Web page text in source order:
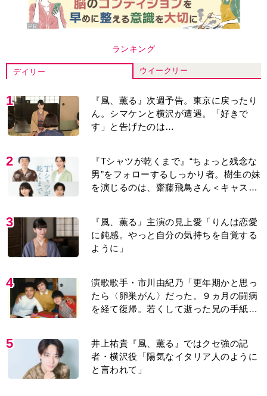
ランキング
デイリー ウイークリー
1
『風、薫る』次週予告。東京に戻ったり
ん。シマケンと横沢が遭遇。「好きで
す」と告げたのは…
2
『Tシャツが乾くまで』“ちょっと残念な
男”をフォローするしっかり者。樹生の妹
を演じるのは、齋藤飛鳥さん＜キャスト
3
『風、薫る』主演の見上愛「りんは恋愛
に鈍感。やっと自分の気持ちを自覚する
ように」
4
演歌歌手・市川由紀乃「更年期かと思っ
たら〈卵巣がん〉だった。９ヵ月の闘病
を経て復帰。若くして逝った兄の手紙を
5
井上祐貴『風、薫る』ではクセ強の記
者・横沢役「陽気なイタリア人のように
と言われて」